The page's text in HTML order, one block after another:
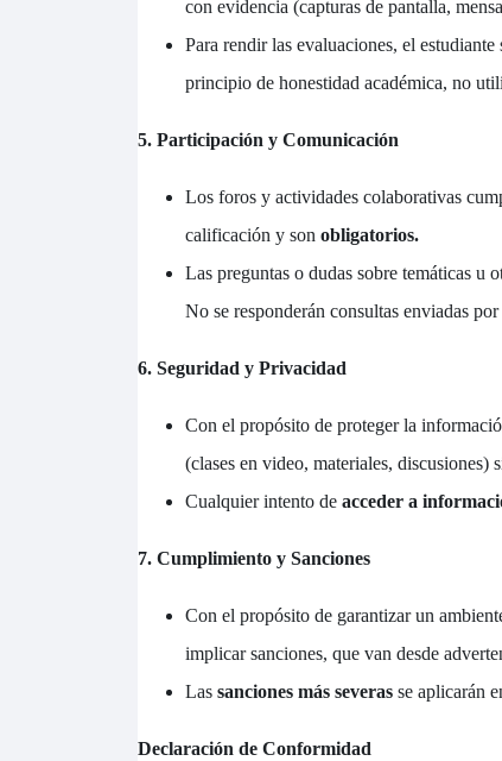
con evidencia (capturas de pantalla,
Para rendir las evaluaciones, el
principio de honestidad académica, no
5. Participación y Comunicación
Los foros y actividades colaborativas
calificación y son obligatorios.
Las preguntas o dudas sobre temáticas u
No se responderán consultas enviadas
6. Seguridad y Privacidad
Con el propósito de proteger la
(clases en video, materiales,
Cualquier intento de acceder a
7. Cumplimiento y Sanciones
Con el propósito de garantizar un
implicar sanciones, que van desde
Las sanciones más severasse aplicarán
Declaración de Conformidad